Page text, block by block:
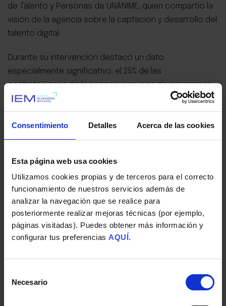
Consentimiento Detalles Acerca de las cookies
Esta página web usa cookies
Utilizamos cookies propias y de terceros para el correcto
funcionamiento de nuestros servicios además de
analizar la navegación que se realice para
posteriormente realizar mejoras técnicas (por ejemplo,
páginas visitadas). Puedes obtener más información y
configurar tus preferencias AQUÍ.
Necesario
de Talento y Personas de UNÁNIME, quien compartió la
visión de la agencia sobre la captación y desarrollo del
talento digital.
Durante su intervención destacó un dato
especialmente significativo: el 25% de las
contrataciones de la agencia proviene de programas
de prácticas.
Además, presentó varios casos de éxito de alumnos
forman parte del equipo de la compañía en distintas
áreas de negocio.
El papel de las prácticas en la
incorporación al mercado laboral
Las prácticas continúan siendo una de las principales
Para las empresas, representan una oportunidad para
identificar talento con potencial de crecimiento. Para